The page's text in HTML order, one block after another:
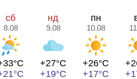
сб
8.08
нд
9.08
+27°C
+19°C
пн
10.08
+26°C
+17°C